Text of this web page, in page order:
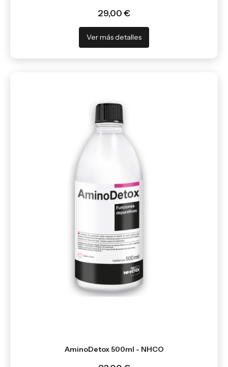
29,00 €
Ver más detalles
AminoDetox 500ml - NHCO